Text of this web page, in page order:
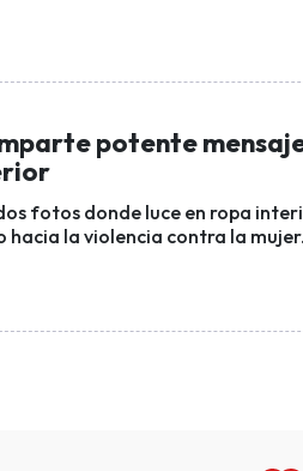
potente
fotos donde luce en ropa
hacia la violencia contra la